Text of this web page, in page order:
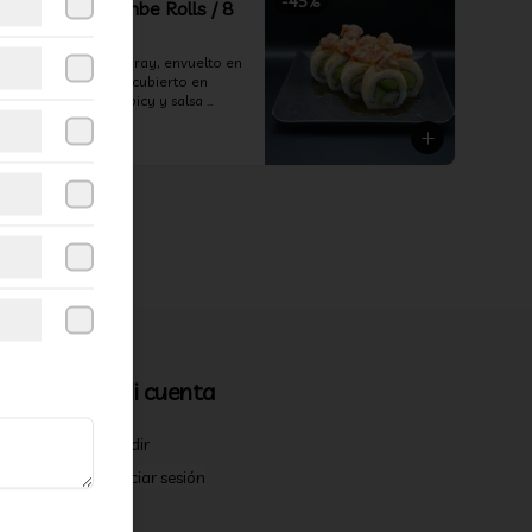
368-Sake Flambe Rolls / 8
Palta y camarón furay, envuelto en
salmón flameado, cubierto en
tartar de salmón spicy y salsa
$9.990
Mi cuenta
Pedir
Iniciar sesión